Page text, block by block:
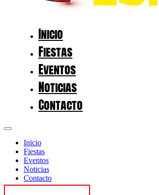
Inicio
Fiestas
Eventos
Noticias
Contacto
Inicio
Fiestas
Eventos
Noticias
Contacto